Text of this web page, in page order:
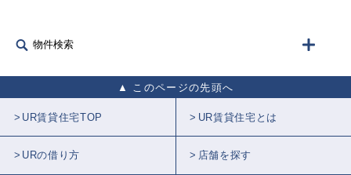
物件検索
このページの先頭へ
UR賃貸住宅TOP UR賃貸住宅とは
URの借り方 店舗を探す